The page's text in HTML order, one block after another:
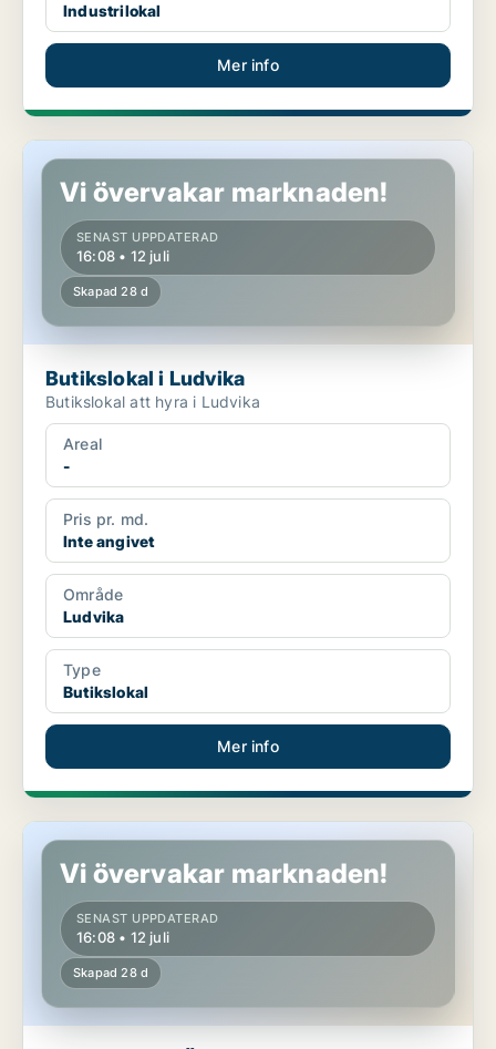
Industrilokal
Mer info
Butikslokal i Ludvika
Vi övervakar marknaden!
SENAST UPPDATERAD
16:08 • 12 juli
Skapad 28 d
Butikslokal i Ludvika
Butikslokal att hyra i Ludvika
Areal
-
Pris pr. md.
Inte angivet
Område
Ludvika
Type
Butikslokal
Mer info
Industrilokal i Östhammar, Alunda
Vi övervakar marknaden!
SENAST UPPDATERAD
16:08 • 12 juli
Skapad 28 d